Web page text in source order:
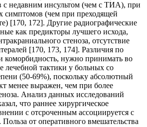
с недавним инсультом (чем с ТИА), при
симптомов (чем при преходящей
[170, 172]. Другие радиографические
как предикторы лучшего исхода,
стеноза, отсутствие
[170, 173, 174]. Различия по
коморбидность, нужно принимать во
лечебной тактики у больных со
(50-69%), поскольку абсолютный
менее выражен, чем при более
Анализ данных исследований
что раннее хирургическое
с отсроченным ассоциируется с
от оперативного вмешательства